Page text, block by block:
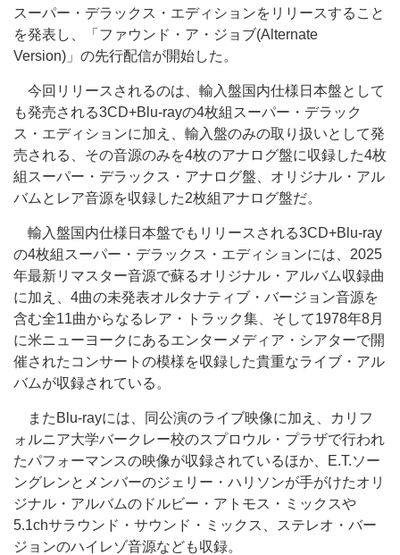
スーパー・デラックス・エディションをリリースすること
を発表し、「ファウンド・ア・ジョブ(Alternate
Version)」の先行配信が開始した。
今回リリースされるのは、輸入盤国内仕様日本盤として
も発売される3CD+Blu-rayの4枚組スーパー・デラック
ス・エディションに加え、輸入盤のみの取り扱いとして発
売される、その音源のみを4枚のアナログ盤に収録した4枚
組スーパー・デラックス・アナログ盤、オリジナル・アル
バムとレア音源を収録した2枚組アナログ盤だ。
輸入盤国内仕様日本盤でもリリースされる3CD+Blu-ray
の4枚組スーパー・デラックス・エディションには、2025
年最新リマスター音源で蘇るオリジナル・アルバム収録曲
に加え、4曲の未発表オルタナティブ・バージョン音源を
含む全11曲からなるレア・トラック集、そして1978年8月
に米ニューヨークにあるエンターメディア・シアターで開
催されたコンサートの模様を収録した貴重なライブ・アル
バムが収録されている。
またBlu-rayには、同公演のライブ映像に加え、カリフ
ォルニア大学バークレー校のスプロウル・プラザで行われ
たパフォーマンスの映像が収録されているほか、E.T.ソー
ングレンとメンバーのジェリー・ハリソンが手がけたオリ
ジナル・アルバムのドルビー・アトモス・ミックスや
5.1chサラウンド・サウンド・ミックス、ステレオ・バー
ジョンのハイレゾ音源なども収録。